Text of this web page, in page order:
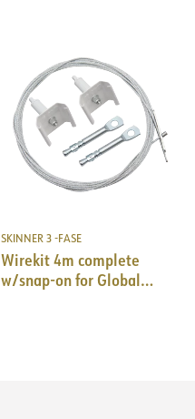
SKINNER 3 -FASE
Wirekit 4m complete
w/snap-on for Global